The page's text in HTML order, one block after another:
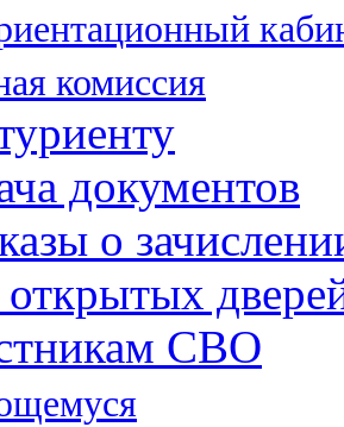
комиссия
документов
о
СВО